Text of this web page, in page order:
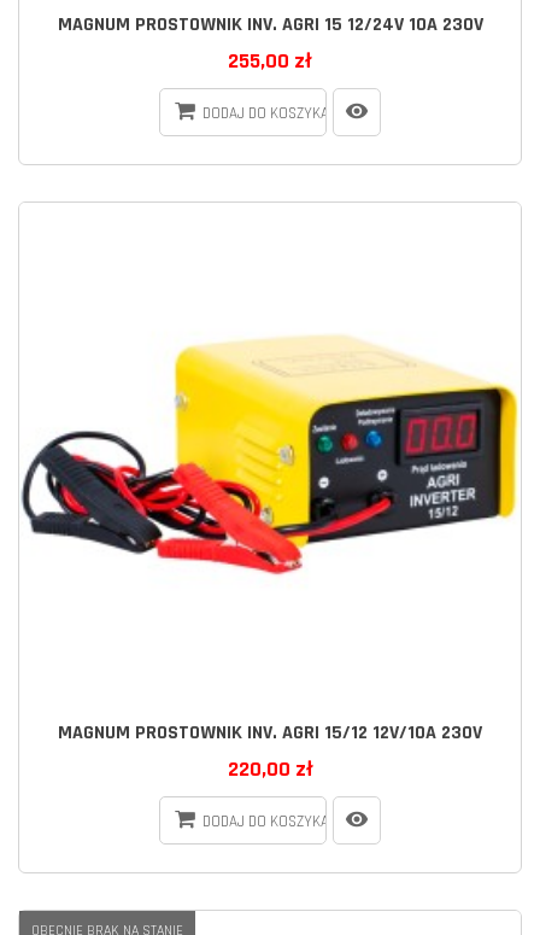
MAGNUM PROSTOWNIK INV. AGRI 15 12/24V 10A 230V
255,00 zł
DODAJ DO KOSZYKA
MAGNUM PROSTOWNIK INV. AGRI 15/12 12V/10A 230V
220,00 zł
DODAJ DO KOSZYKA
OBECNIE BRAK NA STANIE